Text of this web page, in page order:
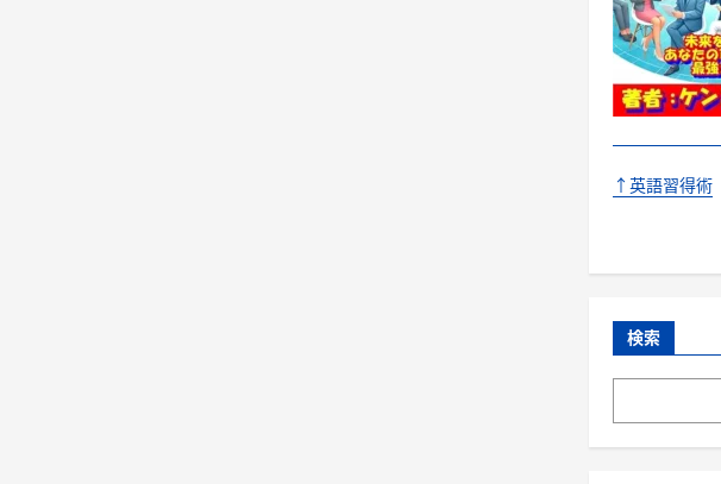
↑英語習得術
検索